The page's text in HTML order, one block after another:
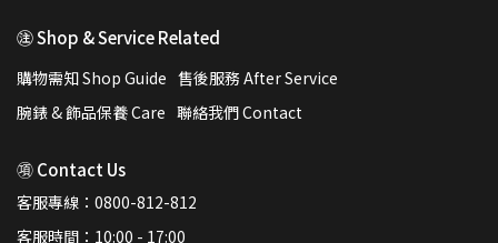
㊟ Shop & Service Related
購物需知 Shop Guide 售後服務 After Service
腕錶 & 飾品保養 Care 聯絡我們 Contact
㊠ Contact Us
客服專線：0800-812-812
客服時間：10:00 - 17:00